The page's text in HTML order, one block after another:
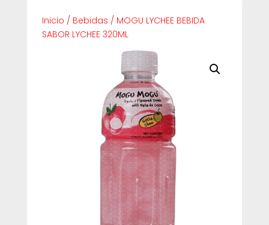
Inicio / Bebidas / MOGU LYCHEE BEBIDA
SABOR LYCHEE 320ML